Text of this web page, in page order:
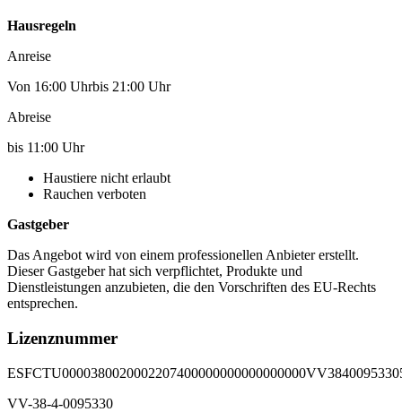
Hausregeln
Anreise
Von 16:00 Uhrbis 21:00 Uhr
Abreise
bis 11:00 Uhr
Haustiere nicht erlaubt
Rauchen verboten
Gastgeber
Das Angebot wird von einem professionellen Anbieter erstellt.
Dieser Gastgeber hat sich verpflichtet, Produkte und
Dienstleistungen anzubieten, die den Vorschriften des EU-Rechts
entsprechen.
Lizenznummer
VV-38-4-0095330